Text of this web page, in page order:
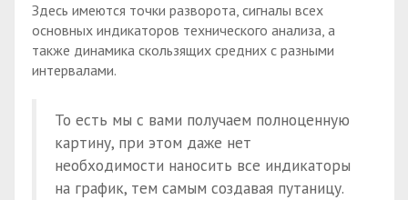
Здесь имеются точки разворота, сигналы всех
основных индикаторов технического анализа, а
также динамика скользящих средних с разными
интервалами.
То есть мы с вами получаем полноценную
картину, при этом даже нет
необходимости наносить все индикаторы
на график, тем самым создавая путаницу.